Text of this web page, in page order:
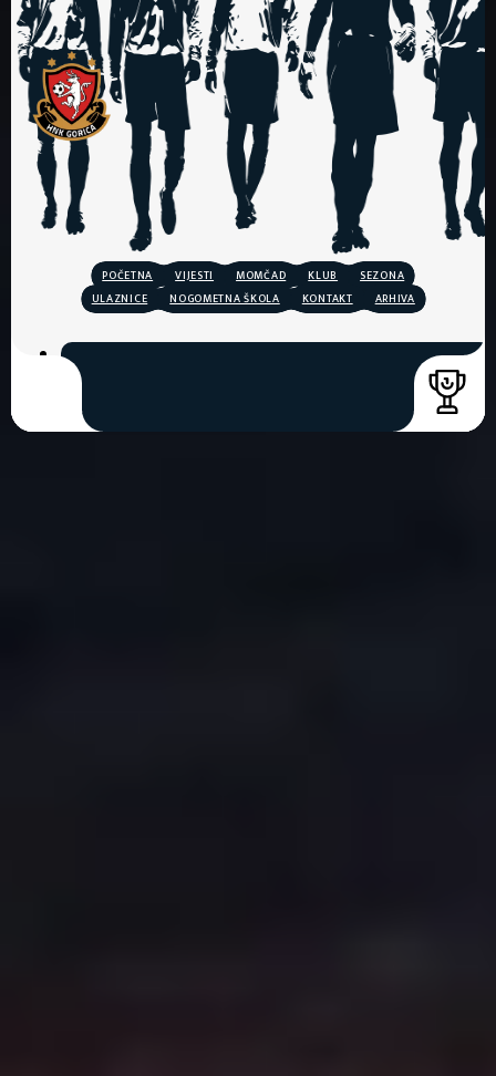
POČETNA VIJESTI MOMČAD KLUB
SEZONA
ULAZNICE
NOGOMETNA ŠKOLA KONTAKT ARHIVA